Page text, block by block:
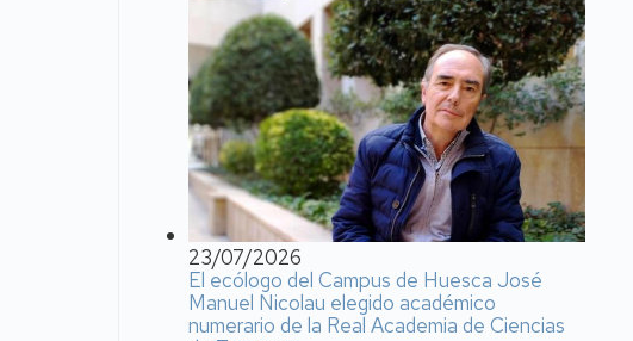
23/07/2026
El ecólogo del Campus de Huesca José
Manuel Nicolau elegido académico
numerario de la Real Academia de Ciencias